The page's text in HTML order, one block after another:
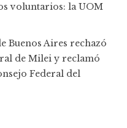
voluntarios: la UOM
Buenos Aires rechazó
de Milei y reclamó
Federal del